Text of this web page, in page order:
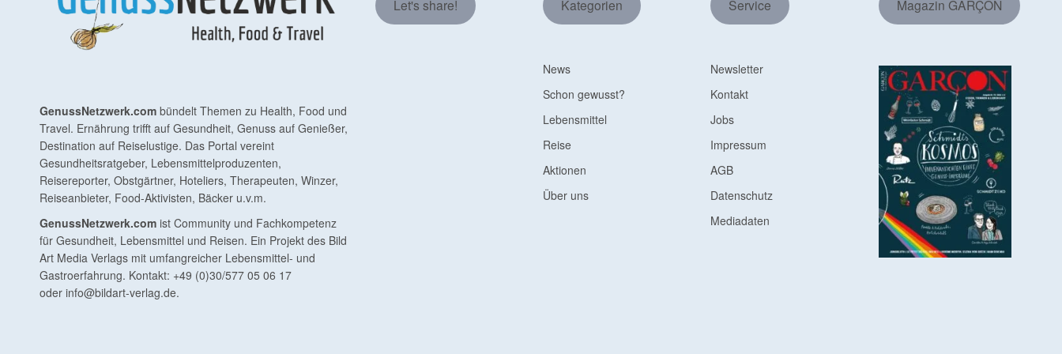
GenussNetzwerk.com bündelt Themen zu Health, Food und
Travel. Ernährung trifft auf Gesundheit, Genuss auf Genießer,
Destination auf Reiselustige. Das Portal vereint
Gesundheitsratgeber, Lebensmittelproduzenten,
Reisereporter, Obstgärtner, Hoteliers, Therapeuten, Winzer,
Reiseanbieter, Food-Aktivisten, Bäcker u.v.m.
GenussNetzwerk.com ist Community und Fachkompetenz
für Gesundheit, Lebensmittel und Reisen. Ein Projekt des Bild
Art Media Verlags mit umfangreicher Lebensmittel- und
Gastroerfahrung. Kontakt: +49 (0)30/577 05 06 17
oder info@bildart-verlag.de.
Let's share! Kategorien
News
Schon gewusst?
Lebensmittel
Reise
Aktionen
Über uns
Service
Newsletter
Kontakt
Jobs
Impressum
AGB
Datenschutz
Mediadaten
Magazin GARÇON